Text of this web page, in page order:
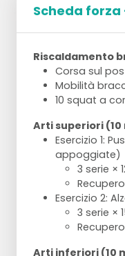
Esercizio 1: 5
Esercizio 2:
la linea di
Esercizio 3:
posizioni
Esercizio 4:
centrale, un
linea di fondo
La squadra che
Scheda forza
Riscaldamento
Corsa sul
Mobilità
10 squat a
Arti superiori
Esercizio 1:
appoggiate)
3 serie ×
Esercizio 2:
3 serie ×
Arti inferiori (10